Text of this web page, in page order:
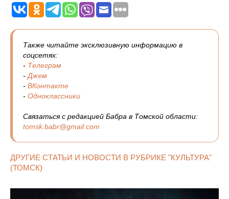
Также читайте эксклюзивную информацию в
соцсетях:
- Телеграм
- Джем
- ВКонтакте
- Одноклассники
Связаться с редакцией Бабра в Томской области:
tomsk.babr@gmail.com
ДРУГИЕ СТАТЬИ И НОВОСТИ В РУБРИКЕ "КУЛЬТУРА"
(ТОМСК)